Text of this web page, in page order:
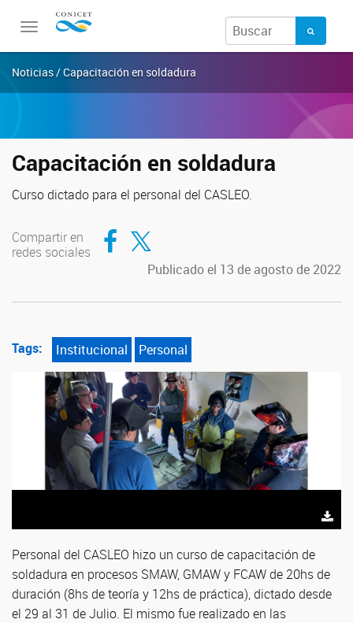
Toggle
Noticias / Capacitación en soldadura
Capacitación en soldadura
Curso dictado para el personal del CASLEO.
Compartir en
redes sociales
Compartir en Facebook
Compartir en Twitter
Publicado el 13 de agosto de 2022
Tags: Institucional Personal
Personal del CASLEO hizo un curso de capacitación de
soldadura en procesos SMAW, GMAW y FCAW de 20hs de
duración (8hs de teoría y 12hs de práctica), dictado desde
el 29 al 31 de Julio. El mismo fue realizado en las